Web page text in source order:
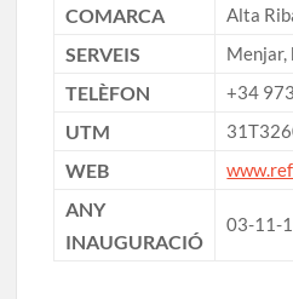
COMARCA Alta
SERVEIS Menjar,
TELÈFON +34
UTM
WEB
ANY
INAUGURACIÓ
03-11-